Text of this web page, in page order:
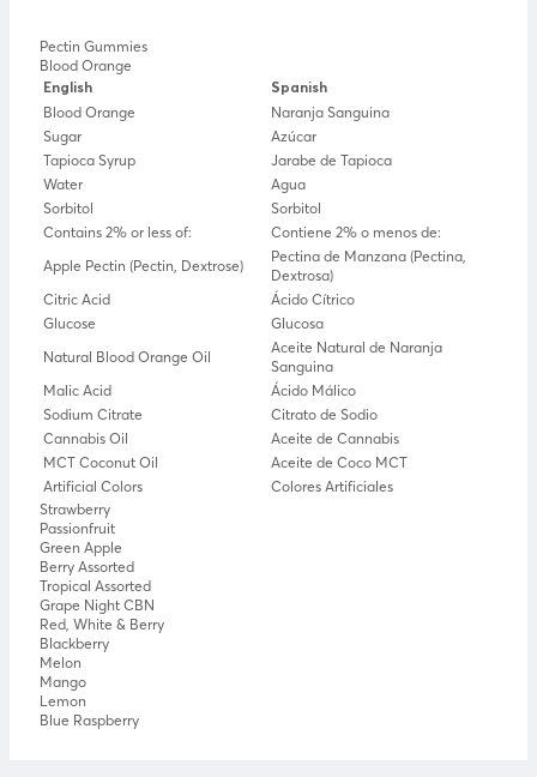
Pectin Gummies
Blood Orange
English Spanish
Blood Orange
Naranja Sanguina
Sugar
Azúcar
Tapioca Syrup
Jarabe de Tapioca
Water
Agua
Sorbitol
Sorbitol
Contains 2% or less of:
Contiene 2% o menos de:
Apple Pectin (Pectin, Dextrose)
Pectina de Manzana (Pectina,
Dextrosa)
Citric Acid
Ácido Cítrico
Glucose
Glucosa
Natural Blood Orange Oil
Aceite Natural de Naranja
Sanguina
Malic Acid
Ácido Málico
Sodium Citrate
Citrato de Sodio
Cannabis Oil
Aceite de Cannabis
MCT Coconut Oil
Aceite de Coco MCT
Artificial Colors
Colores Artificiales
Strawberry
Passionfruit
Green Apple
Berry Assorted
Tropical Assorted
Grape Night CBN
Red, White & Berry
Blackberry
Melon
Mango
Lemon
Blue Raspberry